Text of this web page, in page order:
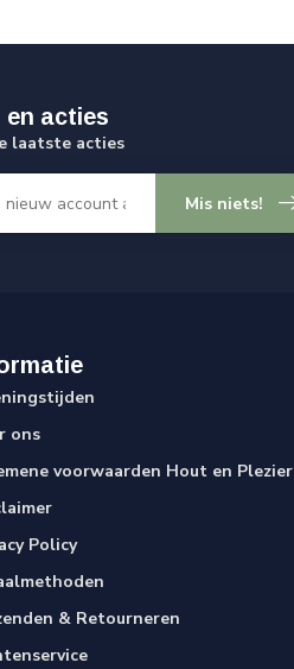
en acties
laatste acties
Mis niets!
ons
voorwaarden Hout en Plezier
Policy
& Retourneren